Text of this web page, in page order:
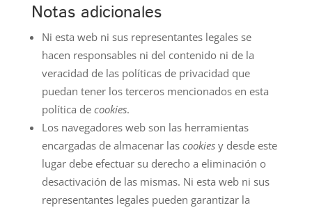
Notas adicionales
Ni esta web ni sus representantes legales se
hacen responsables ni del contenido ni de la
veracidad de las políticas de privacidad que
puedan tener los terceros mencionados en esta
política de cookies.
Los navegadores web son las herramientas
encargadas de almacenar las cookiesy desde este
lugar debe efectuar su derecho a eliminación o
desactivación de las mismas. Ni esta web ni sus
representantes legales pueden garantizar la